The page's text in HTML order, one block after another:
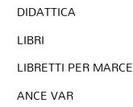
DIDATTICA
LIBRI
LIBRETTI PER MARCE
ANCE VAR